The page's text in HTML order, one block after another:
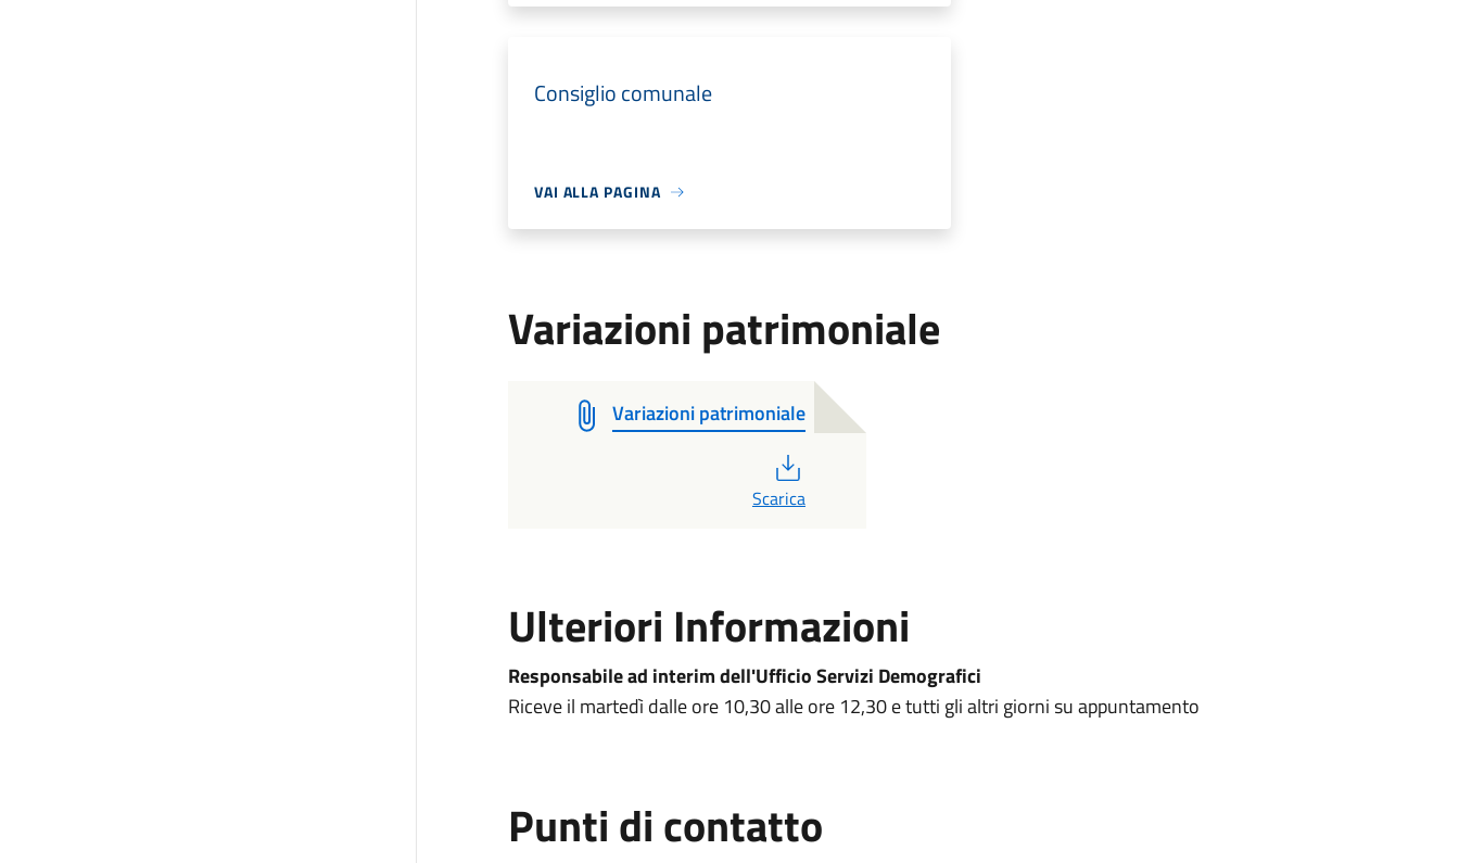
Consiglio comunale
VAI ALLA PAGINA
Variazioni patrimoniale
Variazioni patrimoniale
Scarica
Ulteriori Informazioni
Responsabile ad interim dell'Ufficio Servizi Demografici
Riceve il martedì dalle ore 10,30 alle ore 12,30 e tutti gli altri giorni su appuntamento
Punti di contatto